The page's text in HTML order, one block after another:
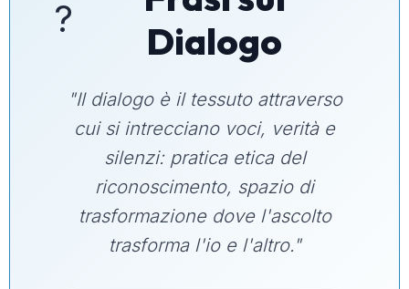
?️
Dialogo
"Il dialogo è il tessuto attraverso
cui si intrecciano voci, verità e
silenzi: pratica etica del
riconoscimento, spazio di
trasformazione dove l'ascolto
trasforma l'io e l'altro."